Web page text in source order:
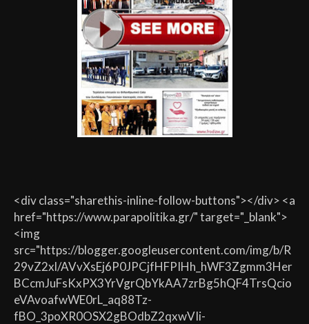
<div class="sharethis-inline-follow-buttons"></div> <a
href="https://www.parapolitika.gr/" target="_blank">
<img
src="https://blogger.googleusercontent.com/img/b/R
29vZ2xl/AVvXsEj6P0JPCjfHFPIHh_hWF3Zgmm3Her
BCcmJuFsKxPX3YrVgrQbYkAA7zrBg5hQF4TrsQcio
eVAvoafwWE0rL_aq88Tz-
fBO_3poXR0OSX2gBOdbZ2qxwVIi-